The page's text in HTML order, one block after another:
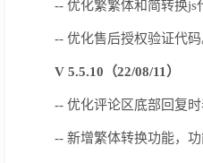
-- 优化繁繁体和简转换js
-- 优化售后授权验证代码
V 5.5.10（22/08/11）
-- 优化评论区底部回复
-- 新增繁体转换功能，功